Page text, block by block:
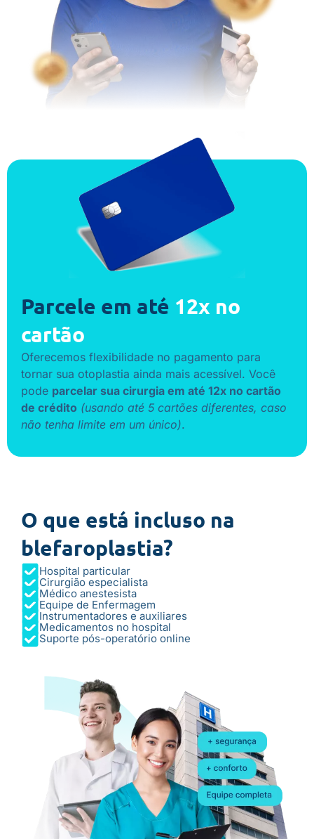
Parcele em até 12x no
cartão
Oferecemos flexibilidade no pagamento para
tornar sua otoplastia ainda mais acessível. Você
pode parcelar sua cirurgia em até 12x no cartão
de crédito (usando até 5 cartões diferentes, caso
não tenha limite em um único).
O que está incluso na
blefaroplastia?
Hospital particular
Cirurgião especialista
Médico anestesista
Equipe de Enfermagem
Instrumentadores e auxiliares
Medicamentos no hospital
Suporte pós-operatório online